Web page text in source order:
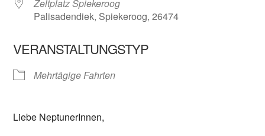
Zeltplatz Spiekeroog
Palisadendiek, Spiekeroog, 26474
VERANSTALTUNGSTYP
Mehrtägige Fahrten
Liebe NeptunerInnen,